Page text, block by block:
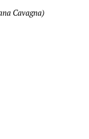
Cavagna)